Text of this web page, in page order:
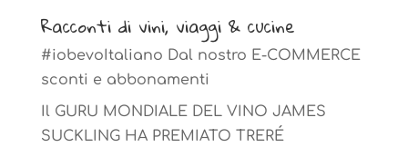
Racconti di vini, viaggi & cucine
#iobevoItaliano Dal nostro E-COMMERCE
sconti e abbonamenti
Il GURU MONDIALE DEL VINO JAMES
SUCKLING HA PREMIATO TRERÉ